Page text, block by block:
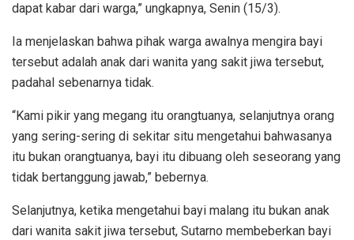
dapat kabar dari warga,” ungkapnya, Senin (15/3).
Ia menjelaskan bahwa pihak warga awalnya mengira bayi
tersebut adalah anak dari wanita yang sakit jiwa tersebut,
padahal sebenarnya tidak.
“Kami pikir yang megang itu orangtuanya, selanjutnya orang
yang sering-sering di sekitar situ mengetahui bahwasanya
itu bukan orangtuanya, bayi itu dibuang oleh seseorang yang
tidak bertanggung jawab,” bebernya.
Selanjutnya, ketika mengetahui bayi malang itu bukan anak
dari wanita sakit jiwa tersebut, Sutarno membeberkan bayi